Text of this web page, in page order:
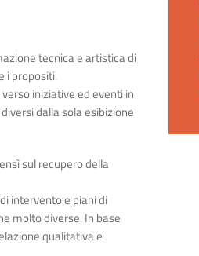
tecnica e artistica di
i propositi.
iniziative ed eventi in
dalla sola esibizione
sul recupero della
intervento e piani di
molto diverse. In base
qualitativa e